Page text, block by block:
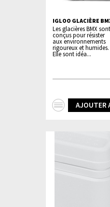
IGLOO GLACIÈRE
Les glacières BMX sont
conçus pour résister
aux environnements
rigoureux et humides.
Elle sont idéa...
AJOUTER